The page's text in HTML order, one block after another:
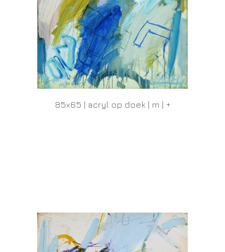
85x65 | acryl op doek | m | +